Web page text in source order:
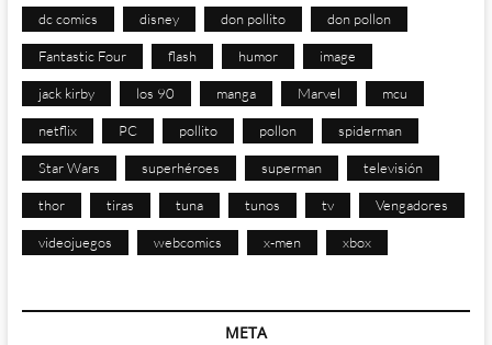
dc comics disney don pollito don pollon
Fantastic Four flash humor image
jack kirby los 90 manga Marvel mcu
netflix PC pollito pollon spiderman
Star Wars superhéroes superman televisión
thor tiras tuna tunos tv Vengadores
videojuegos webcomics x-men xbox
META